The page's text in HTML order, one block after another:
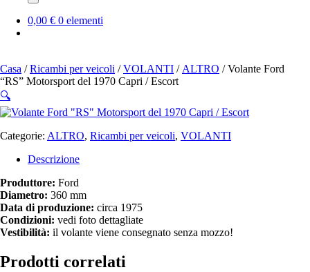
0,00 € 0 elementi
Casa /Ricambi per veicoli /VOLANTI / ALTRO / Volante Ford
“RS” Motorsport del 1970 Capri / Escort
🔍
Categorie: ALTRO, Ricambi per veicoli, VOLANTI
Descrizione
Produttore: Ford
Diametro: 360 mm
Data di produzione: circa 1975
Condizioni: vedi foto dettagliate
Vestibilità: il volante viene consegnato senza mozzo!
Prodotti correlati